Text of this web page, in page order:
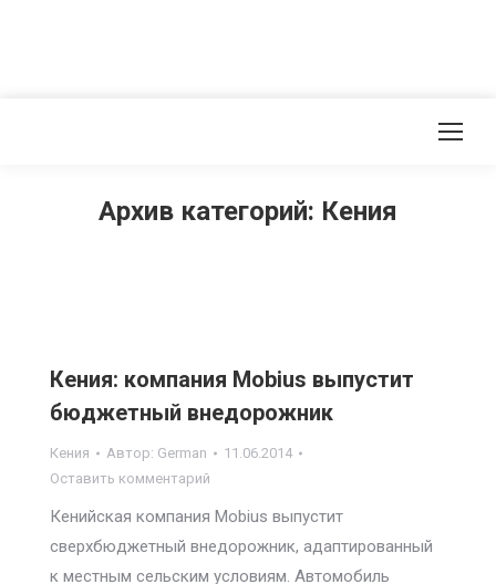
Архив категорий: Кения
Кения: компания Mobius выпустит
бюджетный внедорожник
Кения Автор: German
11.06.2014
Оставить комментарий
Кенийская компания Mobius выпустит
сверхбюджетный внедорожник, адаптированный
к местным сельским условиям. Автомобиль